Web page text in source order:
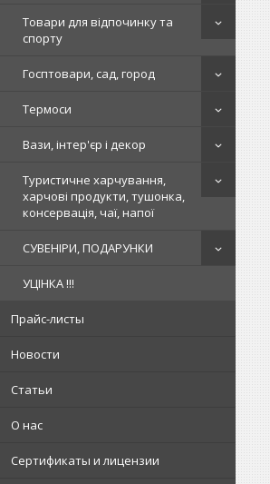
Товари для відпочинку та
спорту
Госптовари, сад, город
Термоси
Вази, інтер'єр і декор
Туристичне харчування,
харчові продукти, тушонка,
консервація, чаї, напої
СУВЕНІРИ, ПОДАРУНКИ
УЦІНКА !!!
Прайс-листы
Новости
Статьи
О нас
Сертификаты и лицензии